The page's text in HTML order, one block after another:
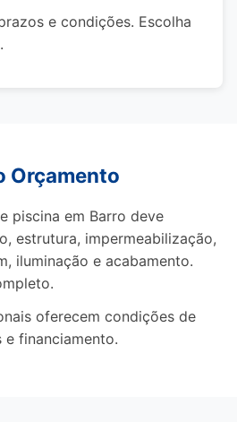
e condições. Escolha
Orçamento
piscina em Barro deve
estrutura, impermeabilização,
iluminação e acabamento.
oferecem condições de
financiamento.